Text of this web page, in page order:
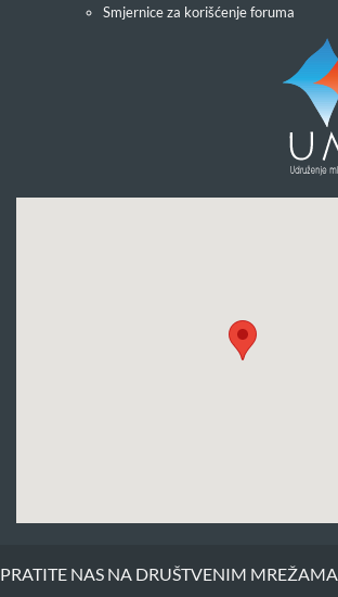
Smjernice za korišćenje foruma
PRATITE NAS NA DRUŠTVENIM MREŽAMA